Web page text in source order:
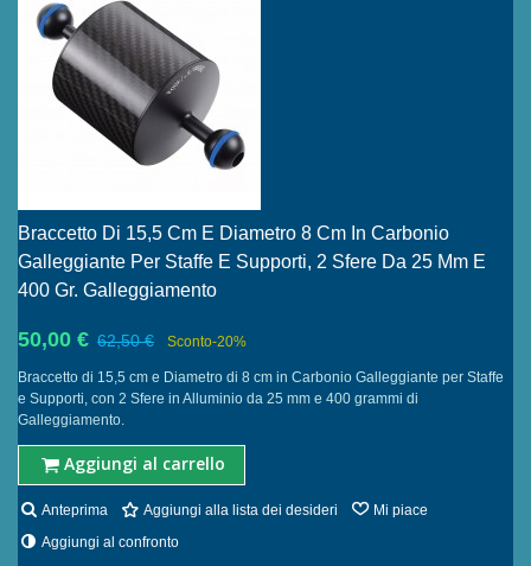
Braccetto Di 15,5 Cm E Diametro 8 Cm In Carbonio
Galleggiante Per Staffe E Supporti, 2 Sfere Da 25 Mm E
400 Gr. Galleggiamento
50,00 € 62,50 € Sconto-20%
Braccetto di 15,5 cm e Diametro di 8 cm in Carbonio Galleggiante per Staffe
e Supporti, con 2 Sfere in Alluminio da 25 mm e 400 grammi di
Galleggiamento.
Aggiungi al carrello
Anteprima Aggiungi alla lista dei desideri
Mi piace
Aggiungi al confronto